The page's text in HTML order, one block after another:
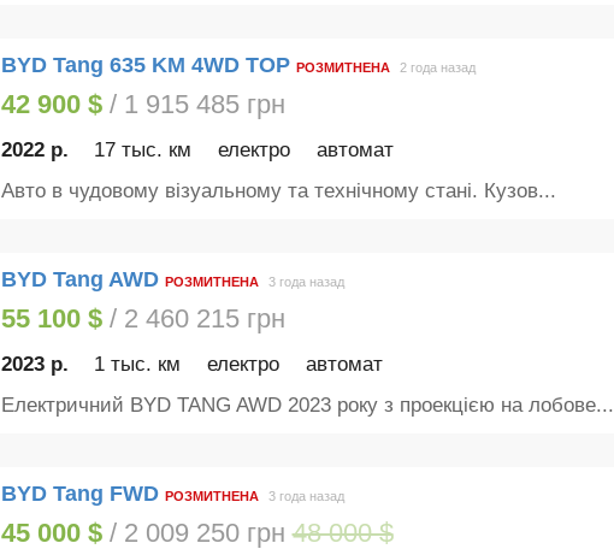
BYD Tang 635 KM 4WD TOP РОЗМИТНЕНА 2 года назад
42 900 $/ 1 915 485 грн
2022 р. 17 тыс. км електро автомат
Авто в чудовому візуальному та технічному стані. Кузов...
BYD Tang AWD РОЗМИТНЕНА 3 года назад
55 100 $/ 2 460 215 грн
2023 р. 1 тыс. км електро автомат
Електричний BYD TANG AWD 2023 року з проекцією на лобове...
BYD Tang FWD РОЗМИТНЕНА 3 года назад
45 000 $/ 2 009 250 грн48 000 $